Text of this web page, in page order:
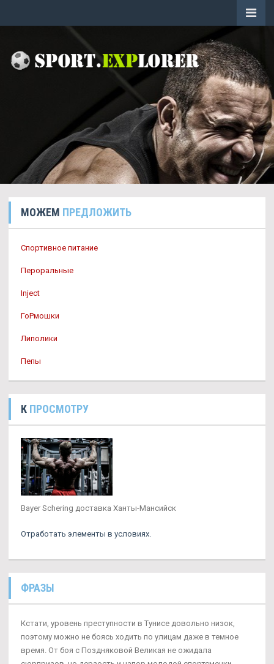
МОЖЕМ ПРЕДЛОЖИТЬ
Спортивное питание
Пероральные
Inject
ГоРмошки
Липолики
Пепы
К ПРОСМОТРУ
Bayer Schering доставка Ханты-Мансийск
Отработать элементы в условиях.
ФРАЗЫ
Кстати, уровень преступности в Тунисе довольно низок,
поэтому можно не боясь ходить по улицам даже в темное
время. От боя с Поздняковой Великая не ожидала